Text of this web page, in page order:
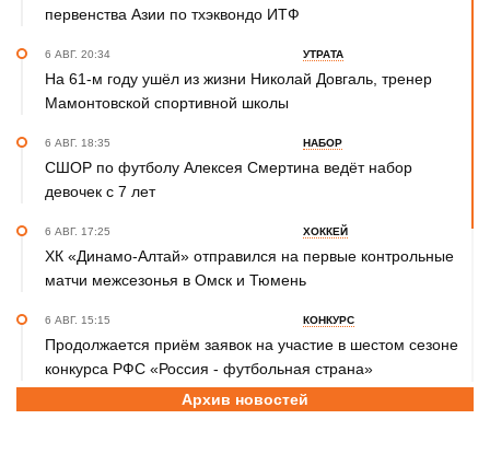
первенства Азии по тхэквондо ИТФ
6 АВГ. 20:34 УТРАТА
На 61-м году ушёл из жизни Николай Довгаль, тренер
Мамонтовской спортивной школы
6 АВГ. 18:35 НАБОР
СШОР по футболу Алексея Смертина ведёт набор
девочек с 7 лет
6 АВГ. 17:25 ХОККЕЙ
ХК «Динамо-Алтай» отправился на первые контрольные
матчи межсезонья в Омск и Тюмень
6 АВГ. 15:15 КОНКУРС
Продолжается приём заявок на участие в шестом сезоне
конкурса РФС «Россия - футбольная страна»
СПОРТИВНАЯ ПОЛИТИКА
Архив новостей